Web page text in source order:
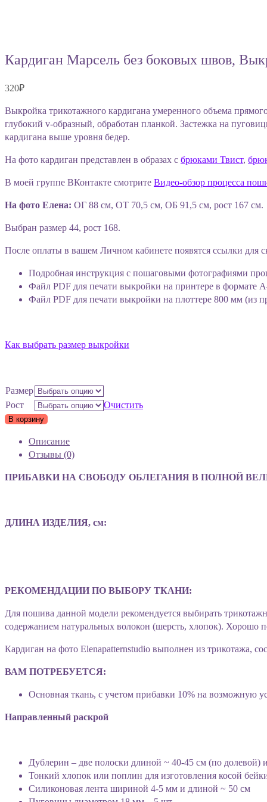
Кардиган Марсель без боковых швов,
320₽
Выкройка трикотажного кардигана умеренного объема
глубокий v-образный, обработан планкой. Застежка на
кардигана выше уровня бедер.
На фото кардиган представлен в образах с брюками Твист,
В моей группе ВКонтакте смотрите Видео-обзор процесса
На фото Елена: ОГ 88 см, ОТ 70,5 см, ОБ 91,5 см, рост 167 см.
Выбран размер 44, рост 168.
После оплаты в вашем Личном кабинете появятся ссылки для
Подробная инструкция с пошаговыми фотографиями
Файл PDF для печати выкройки на принтере в формате
Файл PDF для печати выкройки на плоттере 800 мм (из
Как выбрать размер выкройки
Размер
Рост
Очистить
В корзину
Описание
Отзывы (0)
ПРИБАВКИ НА СВОБОДУ ОБЛЕГАНИЯ В ПОЛНОЙ
ДЛИНА ИЗДЕЛИЯ, см:
РЕКОМЕНДАЦИИ ПО ВЫБОРУ ТКАНИ:
Для пошива данной модели рекомендуется выбирать
содержанием натуральных волокон (шерсть, хлопок). Хорошо
Кардиган на фото Elenapatternstudio выполнен из трикотажа,
ВАМ ПОТРЕБУЕТСЯ:
Основная ткань, с учетом прибавки 10% на возможную
Направленный раскрой
Дублерин – две полоски длиной ~ 40-45 см (по долевой)
Тонкий хлопок или поплин для изготовления косой
Силиконовая лента шириной 4-5 мм и длиной ~ 50 см